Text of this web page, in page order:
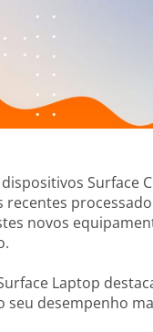
Surface
novos
Laptop
desempenho